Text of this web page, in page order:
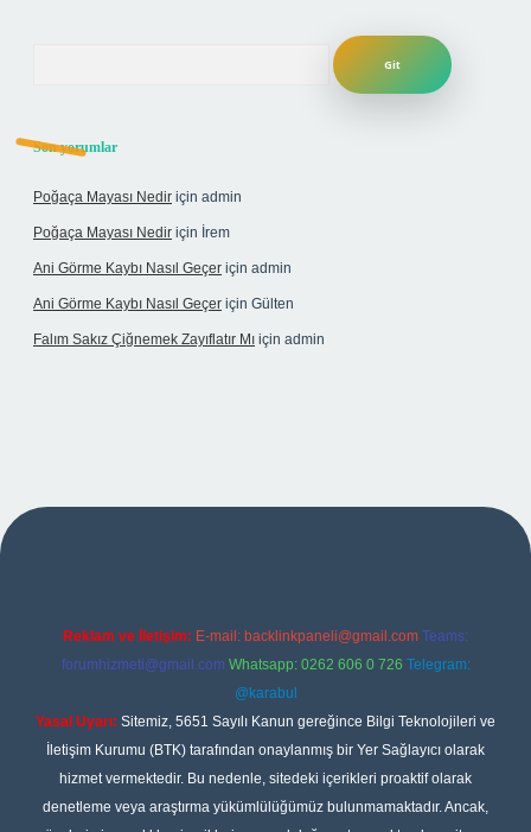
Son yorumlar
Poğaça Mayası Nedir için admin
Poğaça Mayası Nedir için İrem
Ani Görme Kaybı Nasıl Geçer için admin
Ani Görme Kaybı Nasıl Geçer için Gülten
Falım Sakız Çiğnemek Zayıflatır Mı için admin
Reklam ve İletişim: E-mail: backlinkpaneli@gmail.com Teams:
forumhizmeti@gmail.com Whatsapp: 0262 606 0 726 Telegram:
@karabul
Yasal Uyarı: Sitemiz, 5651 Sayılı Kanun gereğince Bilgi Teknolojileri ve
İletişim Kurumu (BTK) tarafından onaylanmış bir Yer Sağlayıcı olarak
hizmet vermektedir. Bu nedenle, sitedeki içerikleri proaktif olarak
denetleme veya araştırma yükümlülüğümüz bulunmamaktadır. Ancak,